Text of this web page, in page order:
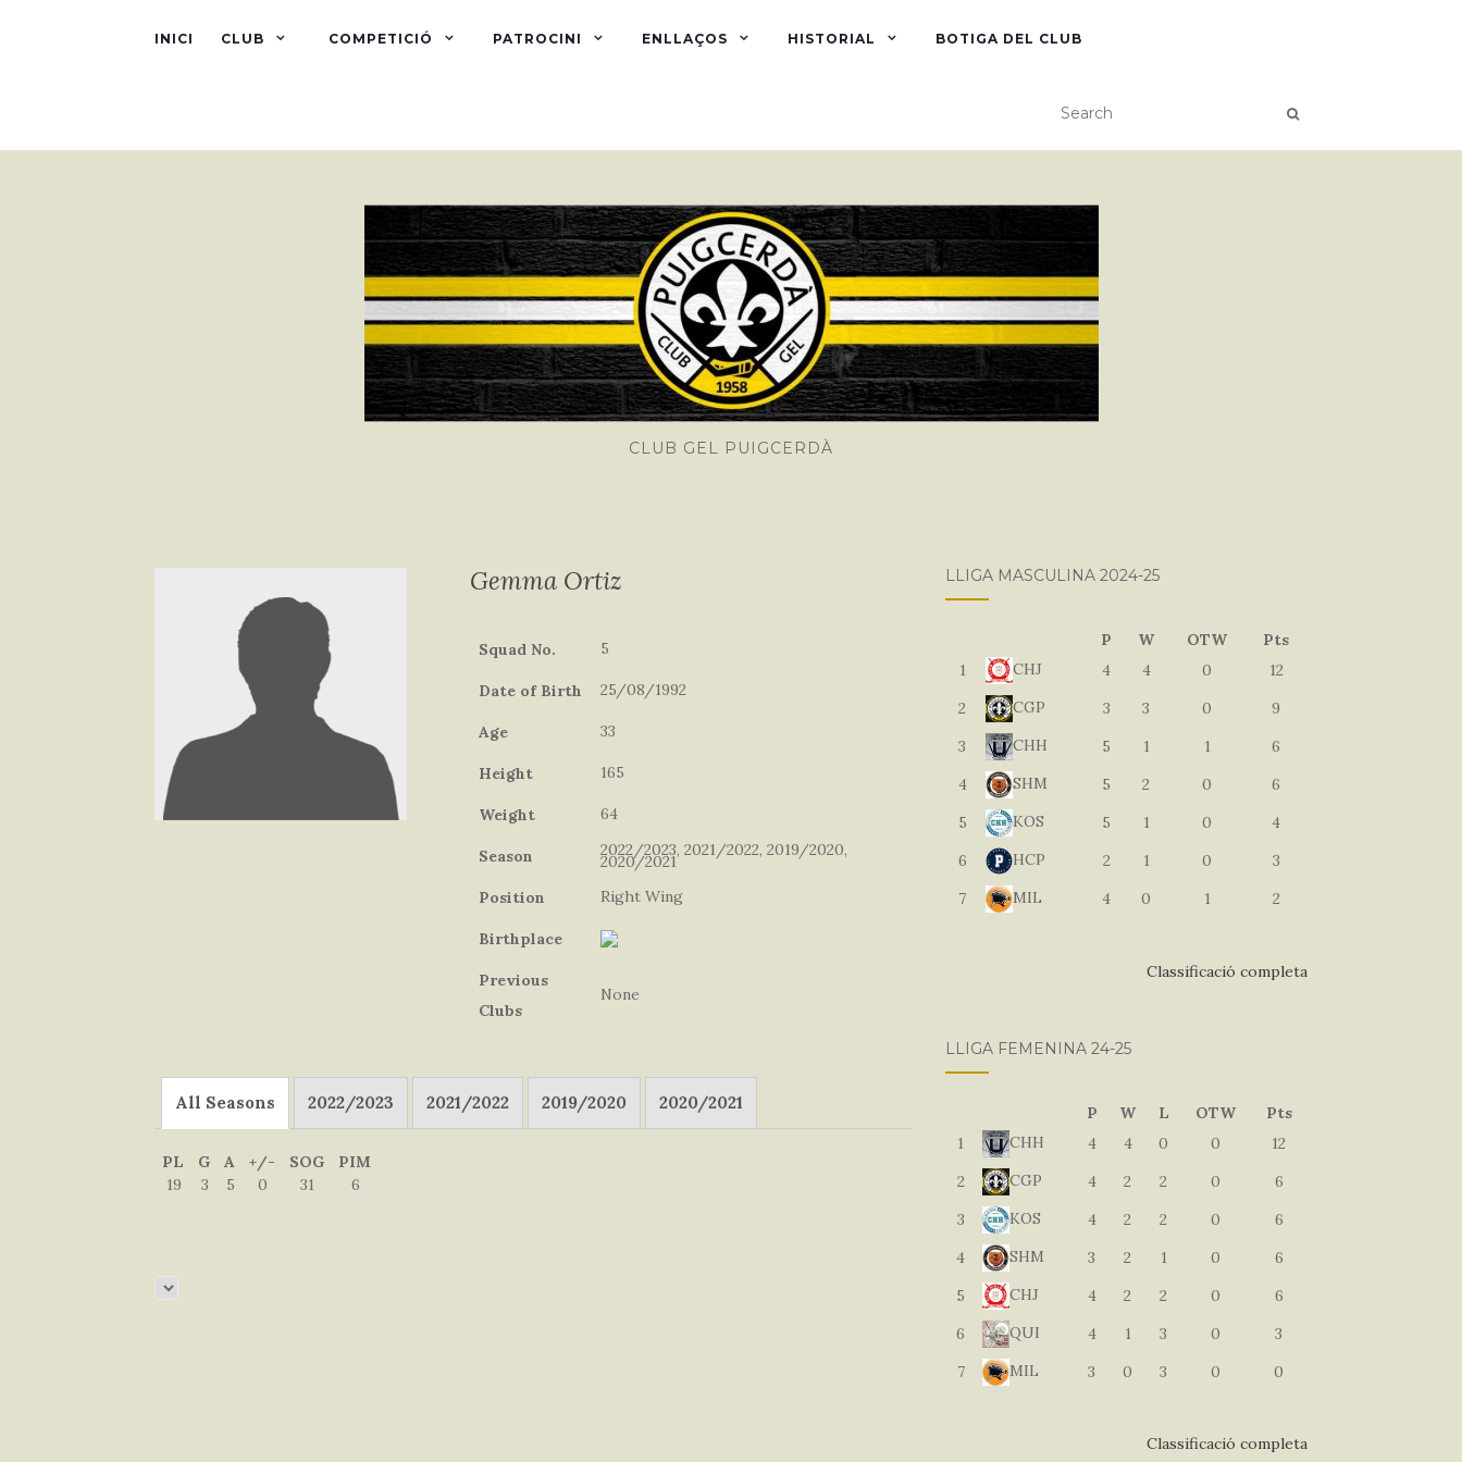
INICI CLUB COMPETICIÓ PATROCINI ENLLAÇOS HISTORIAL BOTIGA DEL CLUB
CLUB GEL PUIGCERDÀ
Gemma Ortiz
Squad No. 5
Date of Birth 25/08/1992
Age 33
Height 165
Weight 64
Season 2022/2023, 2021/2022, 2019/2020,
2020/2021
Position
Right Wing
Birthplace
Previous
Clubs
None
All Seasons 2022/2023 2021/2022 2019/2020 2020/2021
PL G A +/- SOG
PIM
19
3 5 0 31 6
LLIGA MASCULINA 2024-25
P W OTW
Pts
1
CHJ 4 4 0
12
2
CGP 3 3 0
9
3
CHH 5 1 1
6
4
SHM 5 2 0
6
5
KOS 5 1 0
4
6
HCP 2 1 0
3
7
MIL 4 0 1 2
Classificació completa
LLIGA FEMENINA 24-25
P W L OTW
Pts
1
CHH 4 4 0 0
12
2
CGP 4 2 2 0
6
3
KOS 4 2 2 0
6
4
SHM 3 2 1 0
6
5
CHJ 4 2 2 0
6
6
QUI 4 1 3 0
3
7
MIL 3 0 3 0 0
Classificació completa